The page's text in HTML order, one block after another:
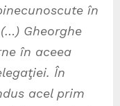
în
Gheorghe
în aceea
În
acel prim